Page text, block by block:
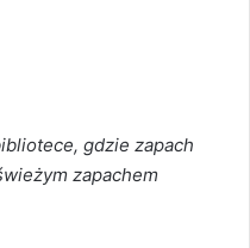
gdzie zapach
zapachem